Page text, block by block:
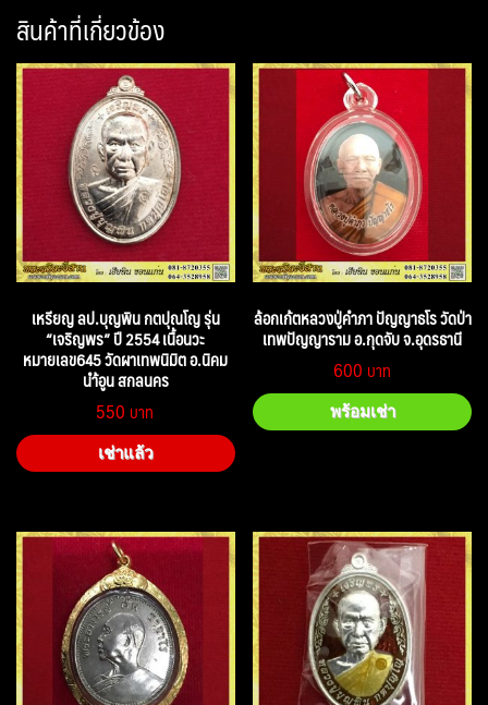
สินค้าที่เกี่ยวข้อง
เหรียญ ลป.บุญพิน กตปุณโญ รุ่น
“เจริญพร” ปี 2554 เนื้อนวะ
หมายเลข645 วัดผาเทพนิมิต อ.นิคม
นำ้อูน สกลนคร
550
เช่าแล้ว
ล้อกเก้ตหลวงปู่คำภา ปัญญาธโร วัดป่า
เทพปัญญาราม อ.กุดจับ จ.อุดรธานี
600
พร้อมเช่า